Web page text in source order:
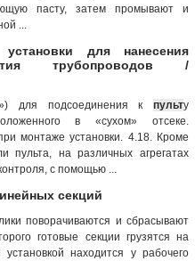
пасту, затем промывают и
...
для нанесения
трубопроводов /
для подсоединения к пульту
в «сухом» отсеке.
монтаже установки. 4.18. Кроме
пульта, на различных агрегатах
с помощью ...
секций
поворачиваются и сбрасывают
готовые секции грузятся на
находится у рабочего